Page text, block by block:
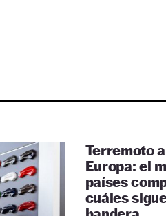
Terremoto
Europa: el
países
cuáles